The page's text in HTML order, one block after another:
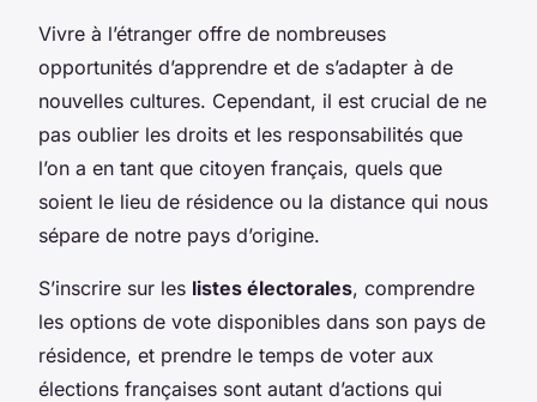
Vivre à l’étranger offre de nombreuses
opportunités d’apprendre et de s’adapter à de
nouvelles cultures. Cependant, il est crucial de ne
pas oublier les droits et les responsabilités que
l’on a en tant que citoyen français, quels que
soient le lieu de résidence ou la distance qui nous
sépare de notre pays d’origine.
S’inscrire sur les listes électorales, comprendre
les options de vote disponibles dans son pays de
résidence, et prendre le temps de voter aux
élections françaises sont autant d’actions qui